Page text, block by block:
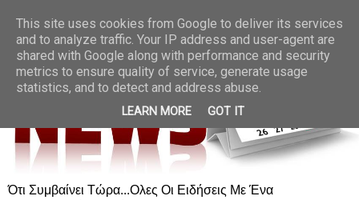
Ότι Συμβαίνει Τώρα...Ολες Οι Ειδήσεις Με Ένα
This site uses cookies from Google to deliver its services
and to analyze traffic. Your IP address and user-agent are
shared with Google along with performance and security
metrics to ensure quality of service, generate usage
statistics, and to detect and address abuse.
LEARN MORE GOT IT